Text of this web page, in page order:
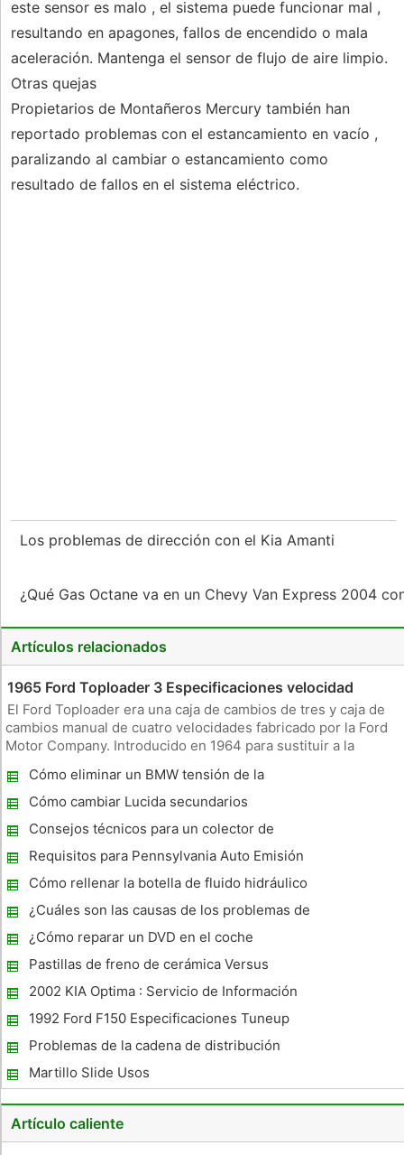
este sensor es malo , el sistema puede funcionar mal ,
resultando en apagones, fallos de encendido o mala
aceleración. Mantenga el sensor de flujo de aire limpio.
Otras quejas
Propietarios de Montañeros Mercury también han
reportado problemas con el estancamiento en vacío ,
paralizando al cambiar o estancamiento como
resultado de fallos en el sistema eléctrico.
Los problemas de dirección con el Kia Amanti
¿Qué Gas Octane va en un Chevy Van Express 2004
Artículos relacionados
1965 Ford Toploader 3 Especificaciones velocidad
El Ford Toploader era una caja de cambios de tres y caja de
cambios manual de cuatro velocidades fabricado por la Ford
Motor Company. Introducido en 1964 para sustituir a la
ubicación de su placa de acceso, en la parte superior de la
carcasa pr
Cómo eliminar un BMW tensión de la
manguera Dirección
Cómo cambiar Lucida secundarios
bombillas
Consejos técnicos para un colector de
admisión
Requisitos para Pennsylvania Auto Emisión
Inspección
Cómo rellenar la botella de fluido hidráulico
de un Rover 214 Cabriolet
¿Cuáles son las causas de los problemas de
inicio de coches?
¿Cómo reparar un DVD en el coche
Pastillas de freno de cerámica Versus
asbesto Pastillas
2002 KIA Optima : Servicio de Información
1992 Ford F150 Especificaciones Tuneup
Problemas de la cadena de distribución
Martillo Slide Usos
Artículo caliente